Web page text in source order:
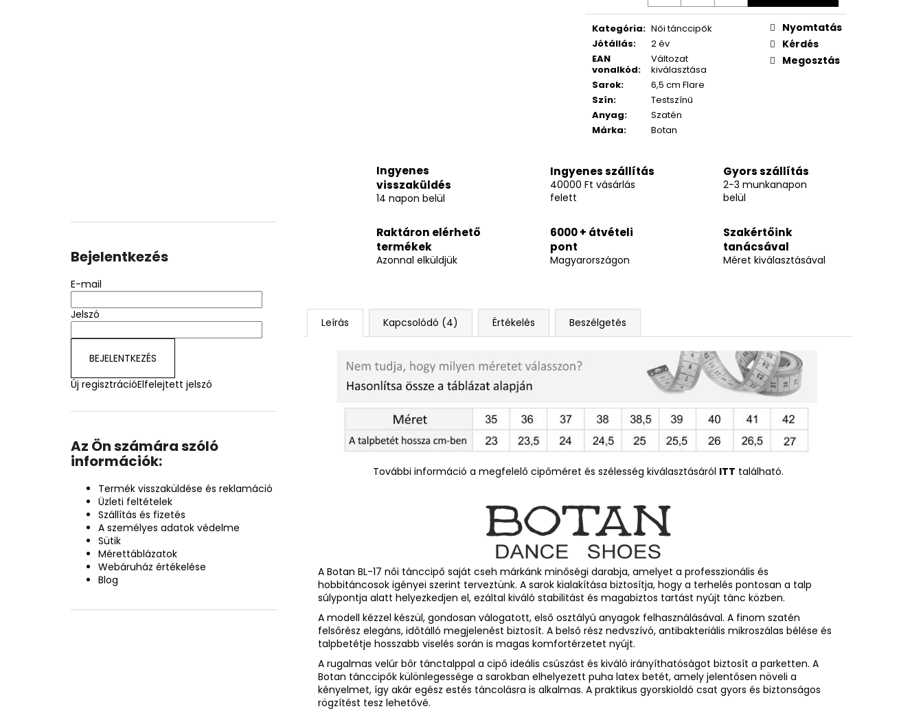
Bejelentkezés
E-mail
Jelszó
BEJELENTKEZÉS
Új regisztrációElfelejtett jelszó
Az Ön számára szóló
információk:
Termék visszaküldése és reklamáció
Üzleti feltételek
Szállítás és fizetés
A személyes adatok védelme
Sütik
Mérettáblázatok
Webáruház értékelése
Blog
Kategória: Női tánccipők
Jótállás:
2 év
EAN
vonalkód:
Változat
kiválasztása
Sarok:
6,5 cm Flare
Szín:
Testszínű
Anyag:
Szatén
Márka: Botan
Nyomtatás
Kérdés
Megosztás
Ingyenes
visszaküldés
14 napon belül
Ingyenes szállítás
40000 Ft vásárlás
felett
Gyors szállítás
2-3 munkanapon
belül
Raktáron elérhető
termékek
Azonnal elküldjük
6000 + átvételi
pont
Magyarországon
Szakértőink
tanácsával
Méret kiválasztásával
Leírás Kapcsolódó (4) Értékelés Beszélgetés
További információ a megfelelő cipőméret és szélesség kiválasztásáról ITT található.
A Botan BL-17 női tánccipő saját cseh márkánk minőségi darabja, amelyet a professzionális és
hobbitáncosok igényei szerint terveztünk. A sarok kialakítása biztosítja, hogy a terhelés pontosan a talp
súlypontja alatt helyezkedjen el, ezáltal kiváló stabilitást és magabiztos tartást nyújt tánc közben.
A modell kézzel készül, gondosan válogatott, első osztályú anyagok felhasználásával. A finom szatén
felsőrész elegáns, időtálló megjelenést biztosít. A belső rész nedvszívó, antibakteriális mikroszálas bélése és
talpbetétje hosszabb viselés során is magas komfortérzetet nyújt.
A rugalmas velúr bőr tánctalppal a cipő ideális csúszást és kiváló irányíthatóságot biztosít a parketten. A
Botan tánccipők különlegessége a sarokban elhelyezett puha latex betét, amely jelentősen növeli a
kényelmet, így akár egész estés táncolásra is alkalmas. A praktikus gyorskioldó csat gyors és biztonságos
rögzítést tesz lehetővé.